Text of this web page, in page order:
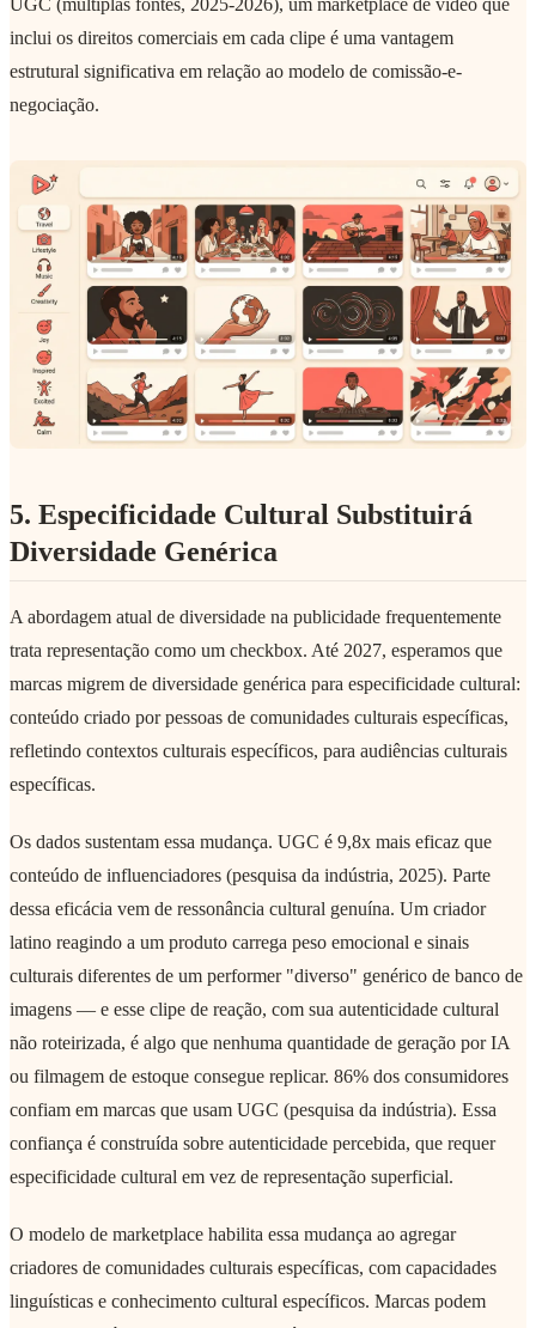
UGC (múltiplas fontes, 2025-2026), um marketplace de vídeo que
inclui os direitos comerciais em cada clipe é uma vantagem
estrutural significativa em relação ao modelo de comissão-e-
negociação.
5. Especificidade Cultural Substituirá
Diversidade Genérica
A abordagem atual de diversidade na publicidade frequentemente
trata representação como um checkbox. Até 2027, esperamos que
marcas migrem de diversidade genérica para especificidade cultural:
conteúdo criado por pessoas de comunidades culturais específicas,
refletindo contextos culturais específicos, para audiências culturais
específicas.
Os dados sustentam essa mudança. UGC é 9,8x mais eficaz que
conteúdo de influenciadores (pesquisa da indústria, 2025). Parte
dessa eficácia vem de ressonância cultural genuína. Um criador
latino reagindo a um produto carrega peso emocional e sinais
culturais diferentes de um performer "diverso" genérico de banco de
imagens — e esse clipe de reação, com sua autenticidade cultural
não roteirizada, é algo que nenhuma quantidade de geração por IA
ou filmagem de estoque consegue replicar. 86% dos consumidores
confiam em marcas que usam UGC (pesquisa da indústria). Essa
confiança é construída sobre autenticidade percebida, que requer
especificidade cultural em vez de representação superficial.
O modelo de marketplace habilita essa mudança ao agregar
criadores de comunidades culturais específicas, com capacidades
linguísticas e conhecimento cultural específicos. Marcas podem